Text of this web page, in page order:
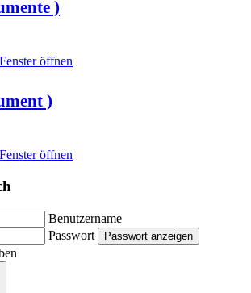
)
öffnen
)
öffnen
Benutzername
Passwort
Passwort anzeigen